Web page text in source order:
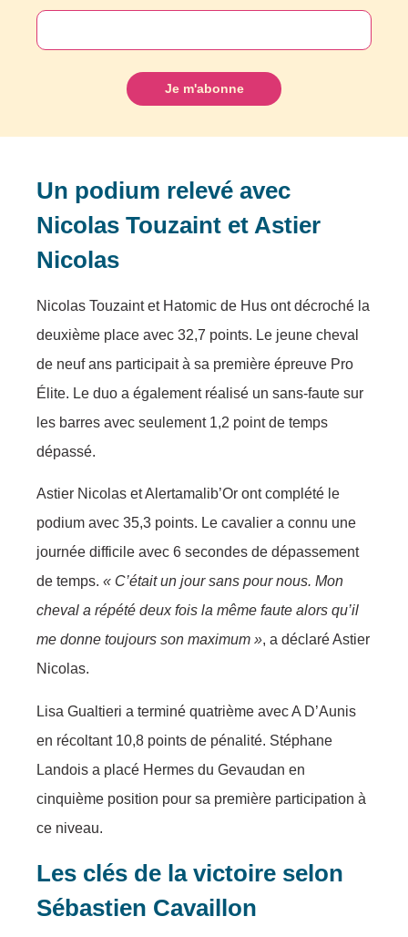
Un podium relevé avec
Nicolas Touzaint et Astier
Nicolas
Nicolas Touzaint et Hatomic de Hus ont décroché la
deuxième place avec 32,7 points. Le jeune cheval
de neuf ans participait à sa première épreuve Pro
Élite. Le duo a également réalisé un sans-faute sur
les barres avec seulement 1,2 point de temps
dépassé.
Astier Nicolas et Alertamalib’Or ont complété le
podium avec 35,3 points. Le cavalier a connu une
journée difficile avec 6 secondes de dépassement
de temps. « C’était un jour sans pour nous. Mon
cheval a répété deux fois la même faute alors qu’il
me donne toujours son maximum », a déclaré Astier
Nicolas.
Lisa Gualtieri a terminé quatrième avec A D’Aunis
en récoltant 10,8 points de pénalité. Stéphane
Landois a placé Hermes du Gevaudan en
cinquième position pour sa première participation à
ce niveau.
Les clés de la victoire selon
Sébastien Cavaillon